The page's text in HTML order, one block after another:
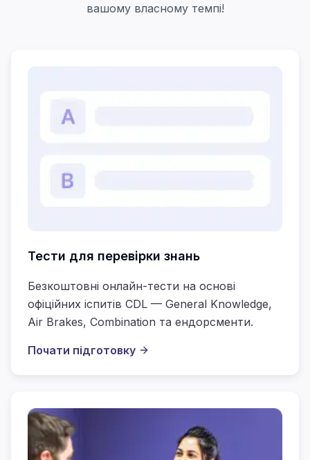
вашому власному темпі!
Тести для перевірки знань
Безкоштовні онлайн-тести на основі
офіційних іспитів CDL — General Knowledge,
Air Brakes, Combination та ендорсменти.
Почати підготовку